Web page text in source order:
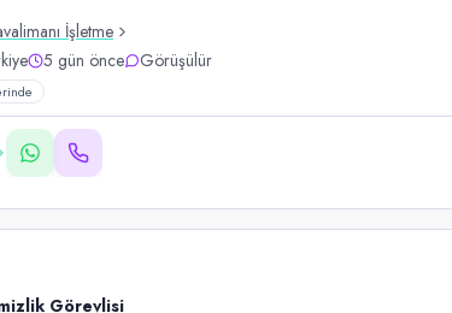
İşletme
5 gün önce Görüşülür
Görevlisi